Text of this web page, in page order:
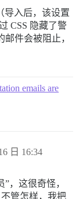
导入后，该设置
CSS 隐藏了警
邮件会被阻止，
emails are
日 16:34
，这很奇怪，
管怎样，我把